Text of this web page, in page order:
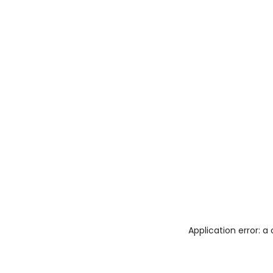
Application error: